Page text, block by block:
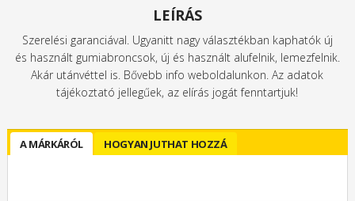
LEÍRÁS
Szerelési garanciával. Ugyanitt nagy választékban kaphatók új
és használt gumiabroncsok, új és használt alufelnik, lemezfelnik.
Akár utánvéttel is. Bővebb info weboldalunkon. Az adatok
tájékoztató jellegűek, az elírás jogát fenntartjuk!
A MÁRKÁRÓL HOGYAN JUTHAT HOZZÁ